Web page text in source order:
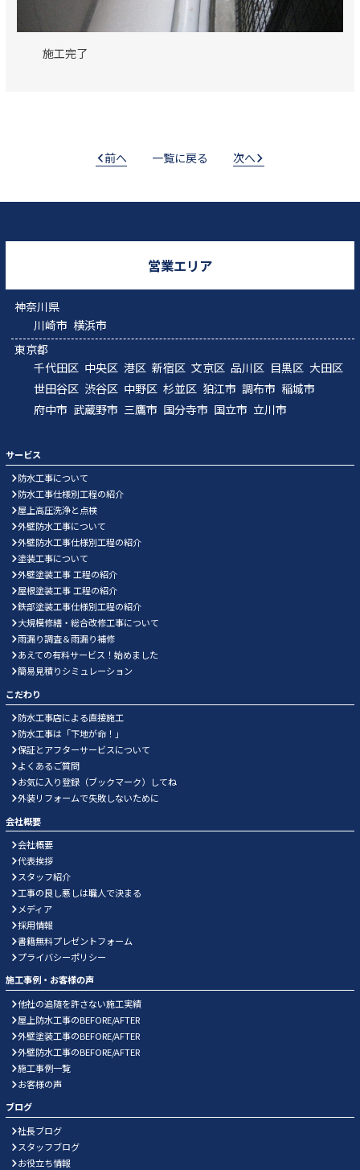
施工完了
前へ 一覧に戻る 次へ
営業エリア
神奈川県
川崎市 横浜市
東京都
千代田区 中央区 港区 新宿区 文京区 品川区 目黒区 大田区
世田谷区 渋谷区 中野区 杉並区 狛江市 調布市 稲城市
府中市 武蔵野市 三鷹市 国分寺市 国立市 立川市
サービス
防水工事について
防水工事仕様別工程の紹介
屋上高圧洗浄と点検
外壁防水工事について
外壁防水工事仕様別工程の紹介
塗装工事について
外壁塗装工事 工程の紹介
屋根塗装工事 工程の紹介
鉄部塗装工事仕様別工程の紹介
大規模修繕・総合改修工事について
雨漏り調査＆雨漏り補修
あえての有料サービス！始めました
簡易見積りシミュレーション
こだわり
防水工事店による直接施工
防水工事は「下地が命！」
保証とアフターサービスについて
よくあるご質問
お気に入り登録（ブックマーク）してね
外装リフォームで失敗しないために
会社概要
会社概要
代表挨拶
スタッフ紹介
工事の良し悪しは職人で決まる
メディア
採用情報
書籍無料プレゼントフォーム
プライバシーポリシー
施工事例・お客様の声
他社の追随を許さない施工実績
屋上防水工事のBEFORE/AFTER
外壁塗装工事のBEFORE/AFTER
外壁防水工事のBEFORE/AFTER
施工事例一覧
お客様の声
ブログ
社長ブログ
スタッフブログ
お役立ち情報